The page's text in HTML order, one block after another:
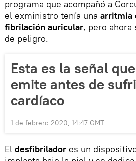
programa que acompañó a
el exministro tenía una arritmia
fibrilación auricular, pero ahora
de peligro.
Esta es la señal
emite antes de
cardíaco
1 de febrero 2020, 14:47 GMT
El desfibrilador es un